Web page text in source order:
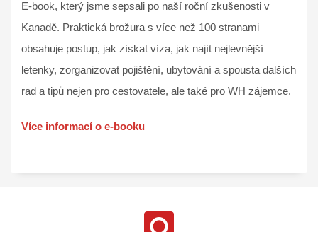
E-book, který jsme sepsali po naší roční zkušenosti v
Kanadě. Praktická brožura s více než 100 stranami
obsahuje postup, jak získat víza, jak najít nejlevnější
letenky, zorganizovat pojištění, ubytování a spousta dalších
rad a tipů nejen pro cestovatele, ale také pro WH zájemce.
Více informací o e-booku